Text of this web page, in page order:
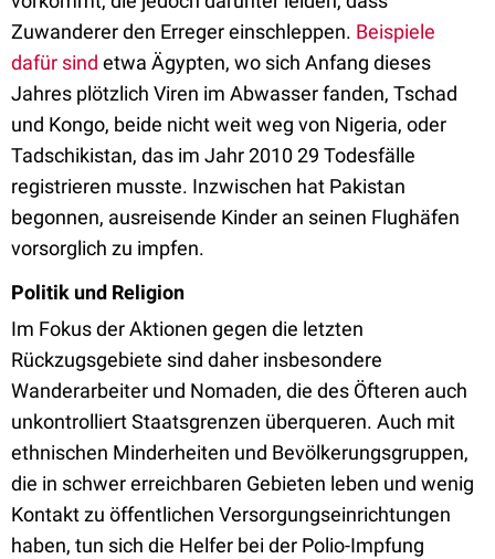
Zuwanderer den Erreger einschleppen. Beispiele
dafür sind etwa Ägypten, wo sich Anfang dieses
Jahres plötzlich Viren im Abwasser fanden, Tschad
und Kongo, beide nicht weit weg von Nigeria, oder
Tadschikistan, das im Jahr 2010 29 Todesfälle
registrieren musste. Inzwischen hat Pakistan
begonnen, ausreisende Kinder an seinen Flughäfen
vorsorglich zu impfen.
Politik und Religion
Im Fokus der Aktionen gegen die letzten
Rückzugsgebiete sind daher insbesondere
Wanderarbeiter und Nomaden, die des Öfteren auch
unkontrolliert Staatsgrenzen überqueren. Auch mit
ethnischen Minderheiten und Bevölkerungsgruppen,
die in schwer erreichbaren Gebieten leben und wenig
Kontakt zu öffentlichen Versorgungseinrichtungen
haben, tun sich die Helfer bei der Polio-Impfung